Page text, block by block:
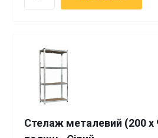
Стелаж металевий (200 х